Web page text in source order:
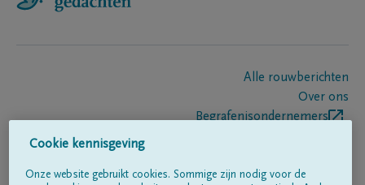
Alle rouwberichten
Over ons
Begrafenisondernemers
Cookie kennisgeving
Onze website gebruikt cookies. Sommige zijn nodig voor de